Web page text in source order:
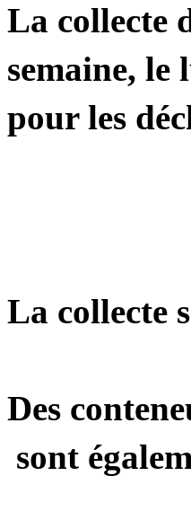
La collecte
semaine,
pour les
La collecte
Des
sont